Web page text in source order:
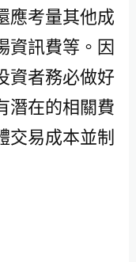
應考量其他成
資訊費等。因
資者務必做好
潛在的相關費
交易成本並制